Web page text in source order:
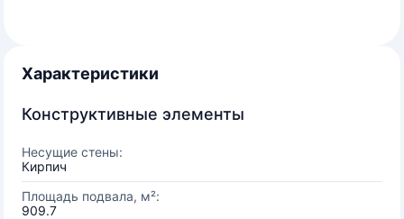
Характеристики
Конструктивные элементы
Несущие стены:
Кирпич
Площадь подвала, м²:
909.7